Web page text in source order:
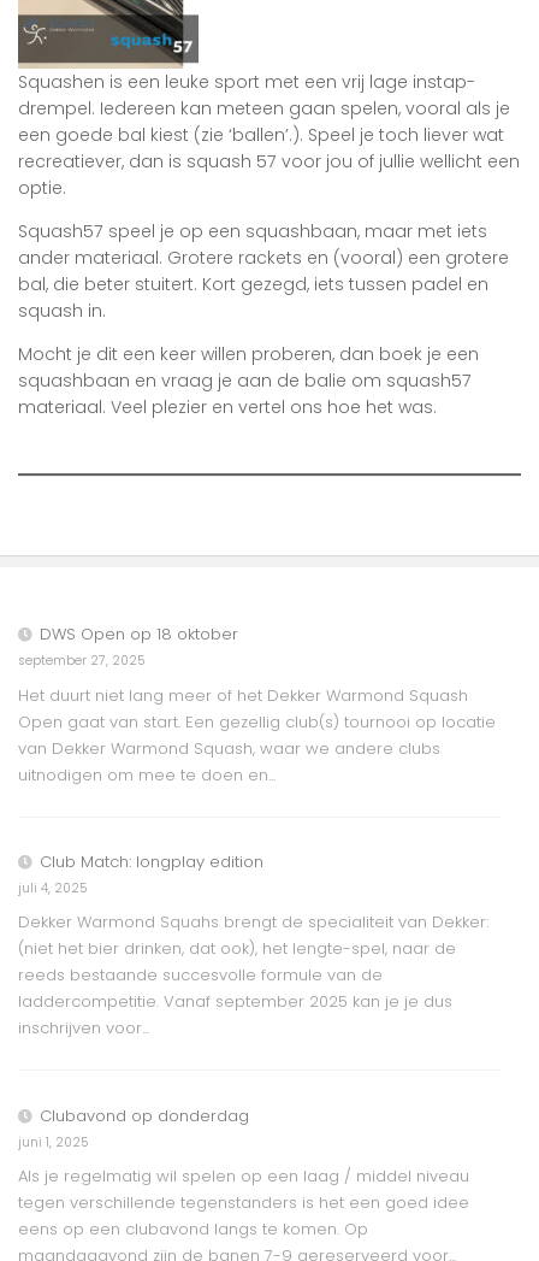
Squashen is een leuke sport met een vrij lage instap-
drempel. Iedereen kan meteen gaan spelen, vooral als je
een goede bal kiest (zie ‘ballen’.). Speel je toch liever wat
recreatiever, dan is squash 57 voor jou of jullie wellicht een
optie.
Squash57 speel je op een squashbaan, maar met iets
ander materiaal. Grotere rackets en (vooral) een grotere
bal, die beter stuitert. Kort gezegd, iets tussen padel en
squash in.
Mocht je dit een keer willen proberen, dan boek je een
squashbaan en vraag je aan de balie om squash57
materiaal. Veel plezier en vertel ons hoe het was.
DWS Open op 18 oktober
september 27, 2025
Het duurt niet lang meer of het Dekker Warmond Squash
Open gaat van start. Een gezellig club(s) tournooi op locatie
van Dekker Warmond Squash, waar we andere clubs
uitnodigen om mee te doen en...
Club Match: longplay edition
juli 4, 2025
Dekker Warmond Squahs brengt de specialiteit van Dekker:
(niet het bier drinken, dat ook), het lengte-spel, naar de
reeds bestaande succesvolle formule van de
laddercompetitie. Vanaf september 2025 kan je je dus
inschrijven voor...
Clubavond op donderdag
juni 1, 2025
Als je regelmatig wil spelen op een laag / middel niveau
tegen verschillende tegenstanders is het een goed idee
eens op een clubavond langs te komen. Op
maandagavond zijn de banen 7-9 gereserveerd voor...